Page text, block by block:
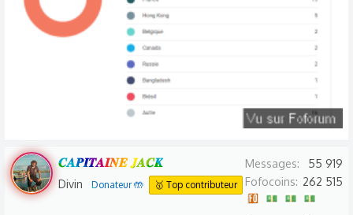
𝑪𝑨𝑷𝑰𝑻𝑨𝑰𝑵𝑬 𝑱𝑨𝑪𝑲
Divin Donateur 🤲 🥇 Top contributeur
Messages
55 919
Fofocoins
262 515